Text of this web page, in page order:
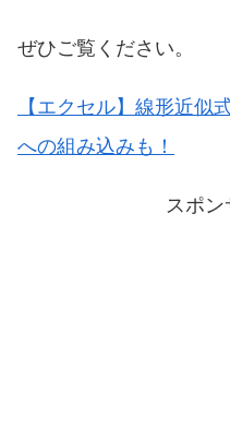
ぜひご覧ください。
【エクセル】線形近似
への組み込みも！
スポ